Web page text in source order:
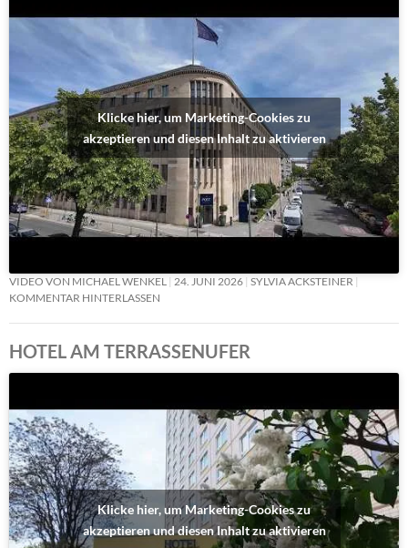
Klicke hier, um Marketing-Cookies zu
akzeptieren und diesen Inhalt zu aktivieren
VIDEO VON MICHAEL WENKEL 24. JUNI 2026 SYLVIA ACKSTEINER
KOMMENTAR HINTERLASSEN
HOTEL AM TERRASSENUFER
Klicke hier, um Marketing-Cookies zu
akzeptieren und diesen Inhalt zu aktivieren